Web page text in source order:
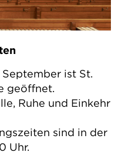
ist St.
geöffnet.
Ruhe und Einkehr
sind in der
Uhr.